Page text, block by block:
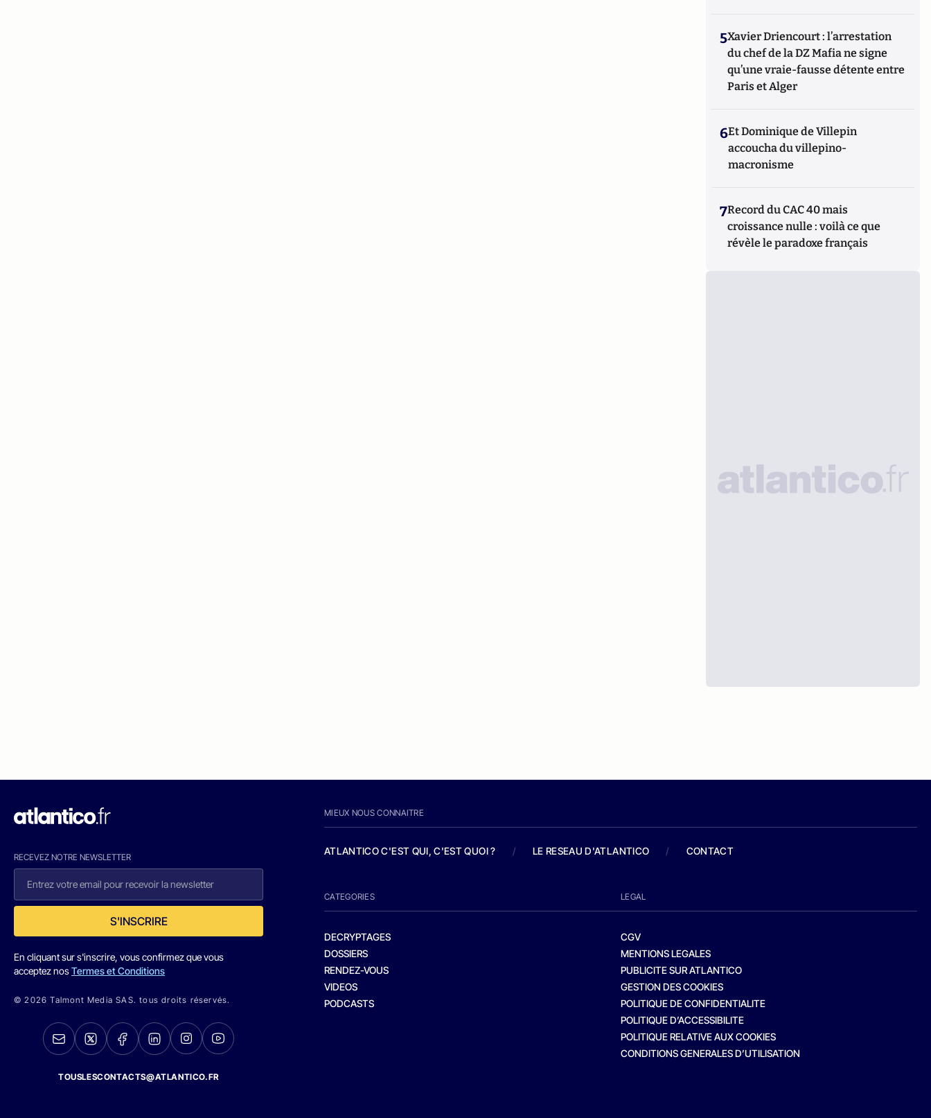
5Xavier Driencourt : l’arrestation
du chef de la DZ Mafia ne signe
qu’une vraie-fausse détente entre
Paris et Alger
6Et Dominique de Villepin
accoucha du villepino-
macronisme
7Record du CAC 40 mais
croissance nulle : voilà ce que
révèle le paradoxe français
RECEVEZ NOTRE NEWSLETTER
S'INSCRIRE
En cliquant sur s'inscrire, vous confirmez que vous
acceptez nosTermes et Conditions
© 2026 Talmont Media SAS. tous droits réservés.
TOUSLESCONTACTS@ATLANTICO.FR
MIEUX NOUS CONNAITRE
ATLANTICO C'EST QUI, C'EST QUOI ? / LE RESEAU D'ATLANTICO / CONTACT
CATEGORIES
DECRYPTAGES
DOSSIERS
RENDEZ-VOUS
VIDEOS
PODCASTS
LEGAL
CGV
MENTIONS LEGALES
PUBLICITE SUR ATLANTICO
GESTION DES COOKIES
POLITIQUE DE CONFIDENTIALITE
POLITIQUE D’ACCESSIBILITE
POLITIQUE RELATIVE AUX COOKIES
CONDITIONS GENERALES D’UTILISATION